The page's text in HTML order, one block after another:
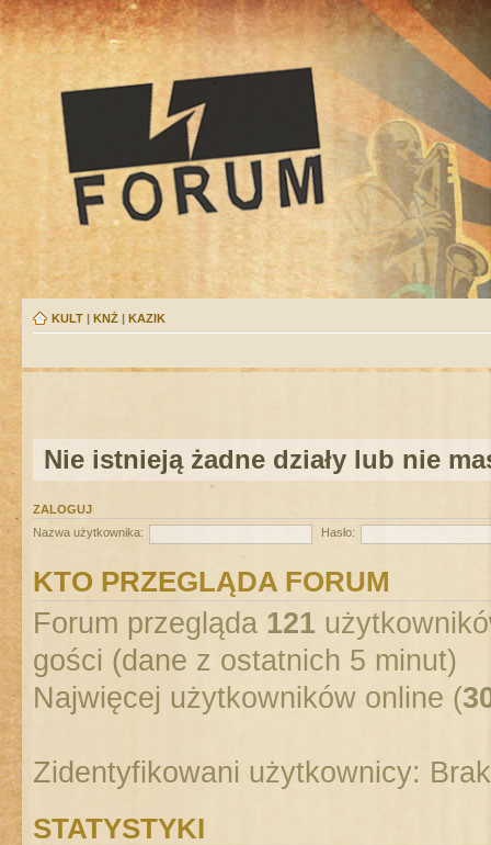
KULT | KNŻ | KAZIK
Nie istnieją żadne działy lub nie
ZALOGUJ
Nazwa użytkownika:
Hasło:
KTO PRZEGLĄDA FORUM
Forum przegląda 121
gości (dane z ostatnich 5 minut)
Najwięcej użytkowników online (
Zidentyfikowani użytkownicy:
STATYSTYKI